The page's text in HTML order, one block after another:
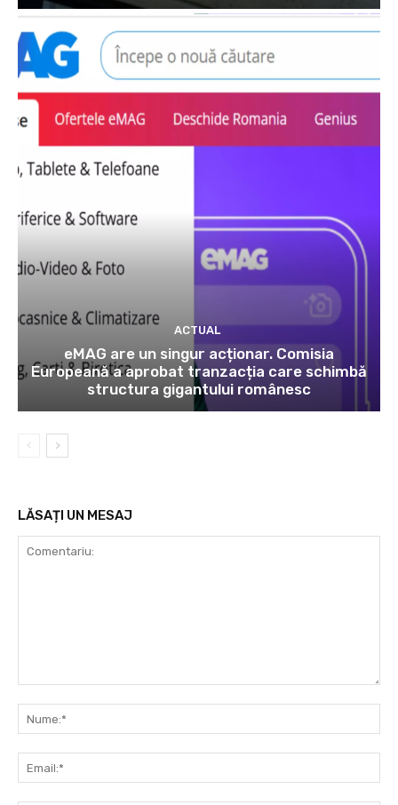
ACTUAL
eMAG are un singur acționar. Comisia
Europeană a aprobat tranzacția care schimbă
structura gigantului românesc
LĂSAȚI UN MESAJ